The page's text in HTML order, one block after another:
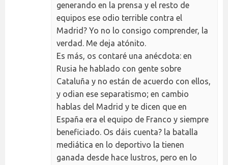
generando en la prensa y el resto de
equipos ese odio terrible contra el
Madrid? Yo no lo consigo comprender, la
verdad. Me deja atónito.
Es más, os contaré una anécdota: en
Rusia he hablado con gente sobre
Cataluña y no están de acuerdo con ellos,
y odian ese separatismo; en cambio
hablas del Madrid y te dicen que en
España era el equipo de Franco y siempre
beneficiado. Os dáis cuenta? la batalla
mediática en lo deportivo la tienen
ganada desde hace lustros, pero en lo